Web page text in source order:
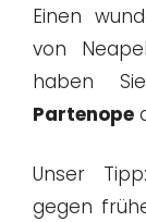
Einen
von
haben
Partenope
Unser
gegen